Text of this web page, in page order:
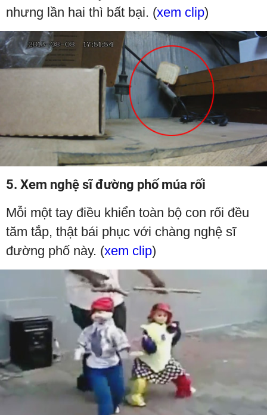
nhưng lần hai thì bất bại. (xem clip)
5. Xem nghệ sĩ đường phố múa rối
Mỗi một tay điều khiển toàn bộ con rối đều
tăm tắp, thật bái phục với chàng nghệ sĩ
đường phố này. (xem clip)